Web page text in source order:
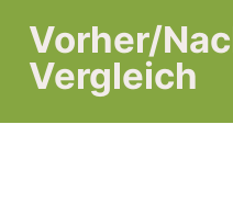
Vorher/
Vergleich